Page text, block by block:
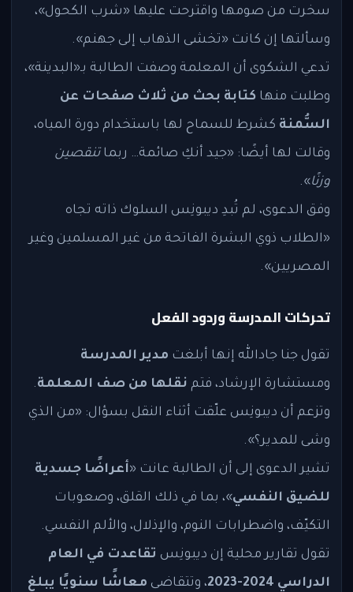
سخرت من صومها واقترحت عليها «شرب الكحول»،
وسألتها إن كانت «تخشى الذهاب إلى جهنم».
تدعي الشكوى أن المعلمة وصفت الطالبة بـ«البدينة»،
وطلبت منها كتابة بحث من ثلاث صفحات عن
السُّمنة كشرط للسماح لها باستخدام دورة المياه،
وقالت لها أيضًا: «جيد أنكِ صائمة… ربماتنقصين
وزنًا».
وفق الدعوى، لم تُبدِ ديبونِس السلوك ذاته تجاه
«الطلاب ذوي البشرة الفاتحة من غير المسلمين وغير
المصريين».
تحركات المدرسة وردود الفعل
تقول جنا جادالله إنها أبلغت مدير المدرسة
ومستشارة الإرشاد، فتم نقلها من صف المعلمة.
وتزعم أن ديبونِس علّقت أثناء النقل بسؤال: «من الذي
وشى للمدير؟».
تشير الدعوى إلى أن الطالبة عانت «أعراضًا جسدية
للضيق النفسي»، بما في ذلك القلق، وصعوبات
التكيّف، واضطرابات النوم، والإذلال، والألم النفسي.
تقول تقارير محلية إن ديبونِس تقاعدت في العام
الدراسي 2024-2023
، وتتقاضى معاشًا سنويًا يبلغ